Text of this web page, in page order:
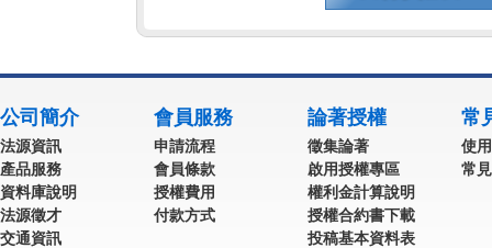
公司簡介
法源資訊
產品服務
資料庫說明
法源徵才
交通資訊
會員服務
申請流程
會員條款
授權費用
付款方式
論著授權
徵集論著
啟用授權專區
權利金計算說明
授權合約書下載
投稿基本資料表
常
使
常